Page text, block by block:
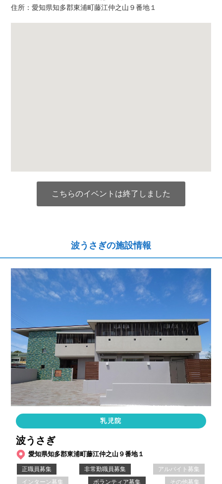
住所：愛知県知多郡東浦町藤江仲之山９番地１
こちらのイベントは終了しました
波うさぎの施設情報
乳児院
波うさぎ
愛知県知多郡東浦町藤江仲之山９番地１
正職員募集 非常勤職員募集
アルバイト募集
インターン募集
ボランティア募集 その他募集